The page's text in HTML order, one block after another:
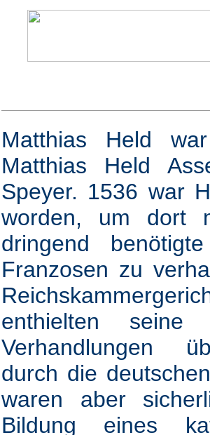
Matthias Held
Matthias Held
Speyer. 1536 war
worden, um dort
dringend
Franzosen zu
enthielten seine
Verhandlungen
durch die
waren aber
Bildung eines